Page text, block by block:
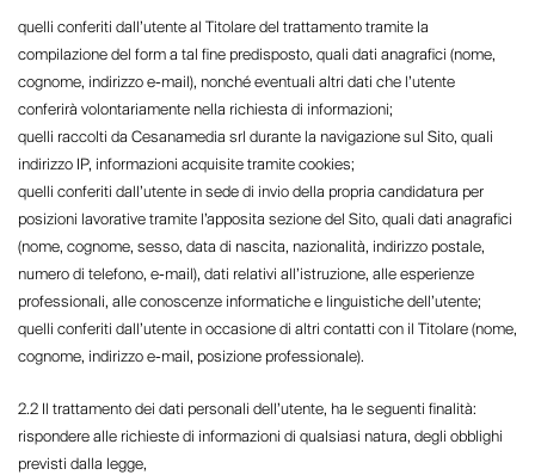
quelli conferiti dall’utente al Titolare del trattamento tramite la
compilazione del form a tal fine predisposto, quali dati anagrafici (nome,
cognome, indirizzo e-mail), nonché eventuali altri dati che l’utente
conferirà volontariamente nella richiesta di informazioni;
quelli raccolti da Cesanamedia srl durante la navigazione sul Sito, quali
indirizzo IP, informazioni acquisite tramite cookies;
quelli conferiti dall’utente in sede di invio della propria candidatura per
posizioni lavorative tramite l’apposita sezione del Sito, quali dati anagrafici
(nome, cognome, sesso, data di nascita, nazionalità, indirizzo postale,
numero di telefono, e-mail), dati relativi all’istruzione, alle esperienze
professionali, alle conoscenze informatiche e linguistiche dell’utente;
quelli conferiti dall’utente in occasione di altri contatti con il Titolare (nome,
cognome, indirizzo e-mail, posizione professionale).
2.2 Il trattamento dei dati personali dell’utente, ha le seguenti finalità:
rispondere alle richieste di informazioni di qualsiasi natura, degli obblighi
previsti dalla legge,